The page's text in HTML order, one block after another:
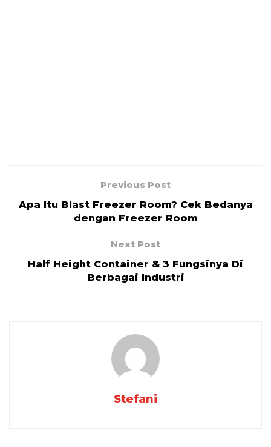
Previous Post
Apa Itu Blast Freezer Room? Cek Bedanya
dengan Freezer Room
Next Post
Half Height Container & 3 Fungsinya Di
Berbagai Industri
Stefani